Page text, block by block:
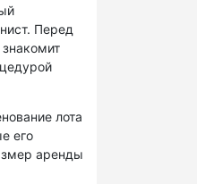
Перед
лота
его
аренды